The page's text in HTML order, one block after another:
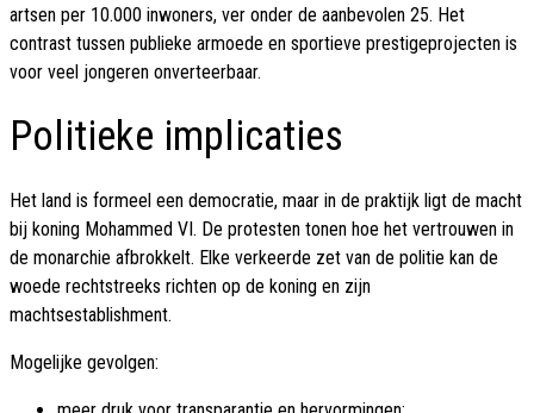
artsen per 10.000 inwoners, ver onder de aanbevolen 25. Het
contrast tussen publieke armoede en sportieve prestigeprojecten is
voor veel jongeren onverteerbaar.
Politieke implicaties
Het land is formeel een democratie, maar in de praktijk ligt de macht
bij koning Mohammed VI. De protesten tonen hoe het vertrouwen in
de monarchie afbrokkelt. Elke verkeerde zet van de politie kan de
woede rechtstreeks richten op de koning en zijn
machtsestablishment.
Mogelijke gevolgen: